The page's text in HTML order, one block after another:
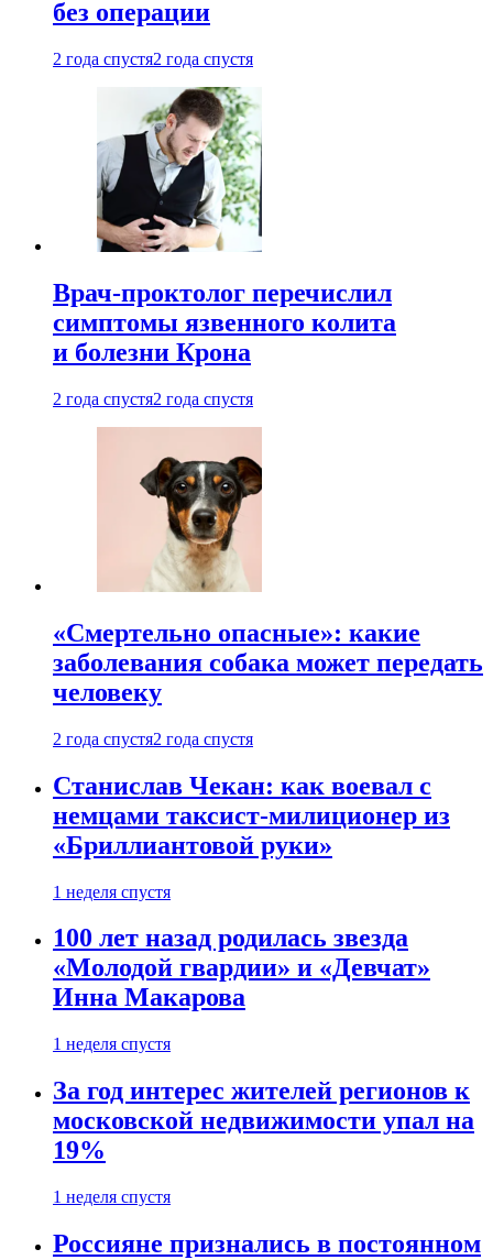
без операции
2 года спустя2 года спустя
Врач-проктолог перечислил
симптомы язвенного колита
и болезни Крона
2 года спустя2 года спустя
«Смертельно опасные»: какие
заболевания собака может передать
человеку
2 года спустя2 года спустя
Станислав Чекан: как воевал с
немцами таксист-милиционер из
«Бриллиантовой руки»
1 неделя спустя
100 лет назад родилась звезда
«Молодой гвардии» и «Девчат»
Инна Макарова
1 неделя спустя
За год интерес жителей регионов к
московской недвижимости упал на
19%
1 неделя спустя
Россияне признались в постоянном